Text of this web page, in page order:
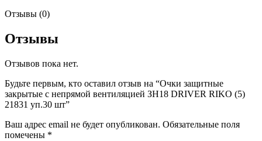
Отзывы (0)
Отзывы
Отзывов пока нет.
Будьте первым, кто оставил отзыв на “Очки защитные
закрытые с непрямой вентиляцией ЗН18 DRIVER RIKO (5)
21831 уп.30 шт”
Ваш адрес email не будет опубликован. Обязательные поля
помечены *